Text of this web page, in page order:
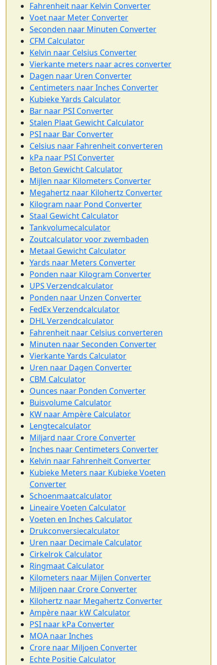
Fahrenheit naar Kelvin Converter
Voet naar Meter Converter
Seconden naar Minuten Converter
CFM Calculator
Kelvin naar Celsius Converter
Vierkante meters naar acres converter
Dagen naar Uren Converter
Centimeters naar Inches Converter
Kubieke Yards Calculator
Bar naar PSI Converter
Stalen Plaat Gewicht Calculator
PSI naar Bar Converter
Celsius naar Fahrenheit converteren
kPa naar PSI Converter
Beton Gewicht Calculator
Mijlen naar Kilometers Converter
Megahertz naar Kilohertz Converter
Kilogram naar Pond Converter
Staal Gewicht Calculator
Tankvolumecalculator
Zoutcalculator voor zwembaden
Metaal Gewicht Calculator
Yards naar Meters Converter
Ponden naar Kilogram Converter
UPS Verzendcalculator
Ponden naar Unzen Converter
FedEx Verzendcalculator
DHL Verzendcalculator
Fahrenheit naar Celsius converteren
Minuten naar Seconden Converter
Vierkante Yards Calculator
Uren naar Dagen Converter
CBM Calculator
Ounces naar Ponden Converter
Buisvolume Calculator
KW naar Ampère Calculator
Lengtecalculator
Miljard naar Crore Converter
Inches naar Centimeters Converter
Kelvin naar Fahrenheit Converter
Kubieke Meters naar Kubieke Voeten
Converter
Schoenmaatcalculator
Lineaire Voeten Calculator
Voeten en Inches Calculator
Drukconversiecalculator
Uren naar Decimale Calculator
Cirkelrok Calculator
Ringmaat Calculator
Kilometers naar Mijlen Converter
Miljoen naar Crore Converter
Kilohertz naar Megahertz Converter
Ampère naar kW Calculator
PSI naar kPa Converter
MOA naar Inches
Crore naar Miljoen Converter
Echte Positie Calculator